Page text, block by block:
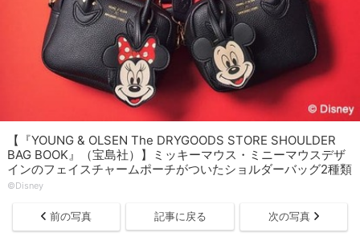
【『YOUNG & OLSEN The DRYGOODS STORE SHOULDER
BAG BOOK』（宝島社）】ミッキーマウス・ミニーマウスデザ
インのフェイスチャームポーチがついたショルダーバッグ2種類
©Disney
前の写真 記事に戻る 次の写真